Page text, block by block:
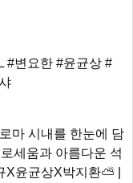
#변요한 #윤균상 #
마 시내를 한눈에 담
세움과 아름다운 석
윤균상X박지환⛅ |